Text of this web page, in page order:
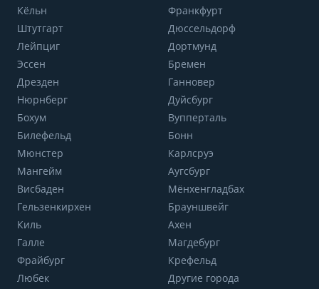
Кёльн
Франкфурт
Штутгарт
Дюссельдорф
Лейпциг
Дортмунд
Эссен
Бремен
Дрезден
Ганновер
Нюрнберг
Дуйсбург
Бохум
Вупперталь
Билефельд
Бонн
Мюнстер
Карлсруэ
Мангейм
Аугсбург
Висбаден
Мёнхенгладбах
Гельзенкирхен
Брауншвейг
Киль
Ахен
Галле
Магдебург
Фрайбург
Крефельд
Любек
Другие города